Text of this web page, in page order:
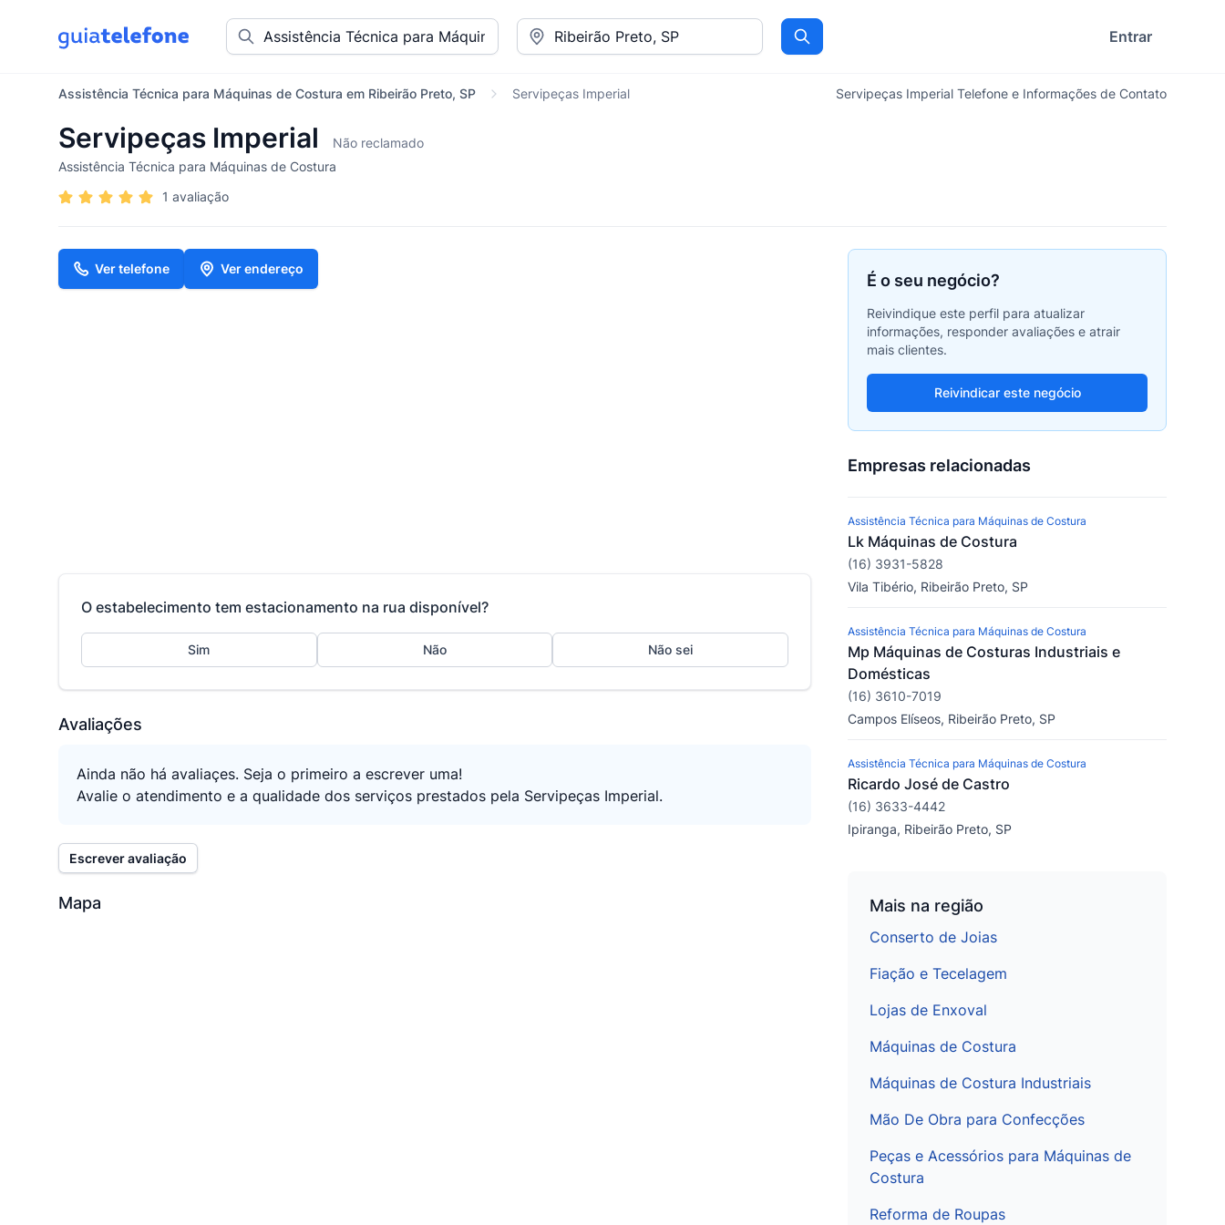
Procurar Entrar
Assistência Técnica para Máquinas de Costura em Ribeirão Preto, SP Servipeças Imperial Servipeças Imperial Telefone e Informações de Contato
Servipeças Imperial
Não reclamado
Assistência Técnica para Máquinas de Costura
1 avaliação
Ver telefone Ver endereço
O estabelecimento tem estacionamento na rua disponível?
Sim Não Não sei
Avaliações
Ainda não há avaliaçes. Seja o primeiro a escrever uma!
Avalie o atendimento e a qualidade dos serviços prestados pela Servipeças Imperial.
Escrever avaliação
Mapa
É o seu negócio?
Reivindique este perfil para atualizar
informações, responder avaliações e atrair
mais clientes.
Reivindicar este negócio
Empresas relacionadas
Assistência Técnica para Máquinas de Costura
Lk Máquinas de Costura
(16) 3931-5828
Vila Tibério, Ribeirão Preto, SP
Assistência Técnica para Máquinas de Costura
Mp Máquinas de Costuras Industriais e
Domésticas
(16) 3610-7019
Campos Elíseos, Ribeirão Preto, SP
Assistência Técnica para Máquinas de Costura
Ricardo José de Castro
(16) 3633-4442
Ipiranga, Ribeirão Preto, SP
Mais na região
Conserto de Joias
Fiação e Tecelagem
Lojas de Enxoval
Máquinas de Costura
Máquinas de Costura Industriais
Mão De Obra para Confecções
Peças e Acessórios para Máquinas de
Costura
Reforma de Roupas